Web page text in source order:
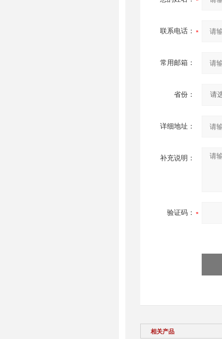
联系电话：
常用邮箱：
省份：
详细地址：
补充说明：
验证码：
相关产品